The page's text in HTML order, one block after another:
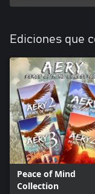
Ediciones que
Peace of Mind
Collection